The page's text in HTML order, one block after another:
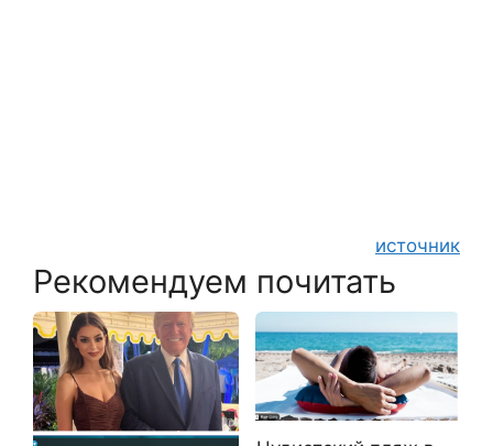
источник
Рекомендуем почитать